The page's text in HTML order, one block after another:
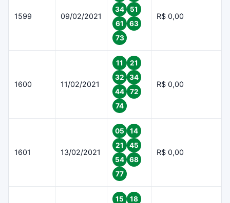
1599 09/02/2021
34
51
61
63
73
R$ 0,00
1600 11/02/2021
11
21
32
34
44
72
74
R$ 0,00
1601 13/02/2021
05
14
21
45
54
68
77
R$ 0,00
15 18